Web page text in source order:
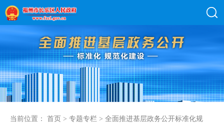
当前位置： 首页 > 专题专栏 > 全面推进基层政务公开标准化规